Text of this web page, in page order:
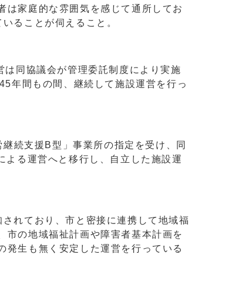
は家庭的な雰囲気を感じて通所してお
ることが伺えること。
同協議会が管理委託制度により実施
年間もの間、継続して施設運営を行っ
続支援B型」事業所の指定を受け、同
る運営へと移行し、自立した施設運
れており、市と密接に連携して地域福
市の地域福祉計画や障害者基本計画を
生も無く安定した運営を行っている